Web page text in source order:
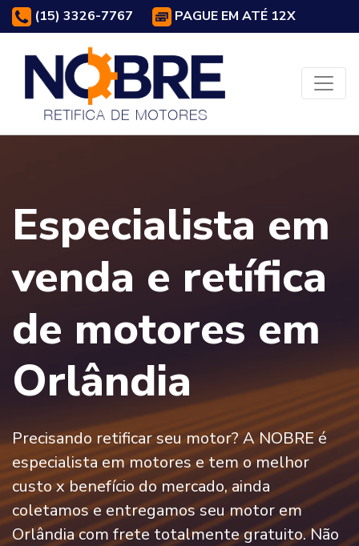
(15) 3326-7767 PAGUE EM ATÉ 12X
Especialista em
venda e retífica
de motores em
Orlândia
Precisando retificar seu motor? A NOBRE é
especialista em motores e tem o melhor
custo x benefício do mercado, ainda
coletamos e entregamos seu motor em
Orlândia com frete totalmente gratuito. Não